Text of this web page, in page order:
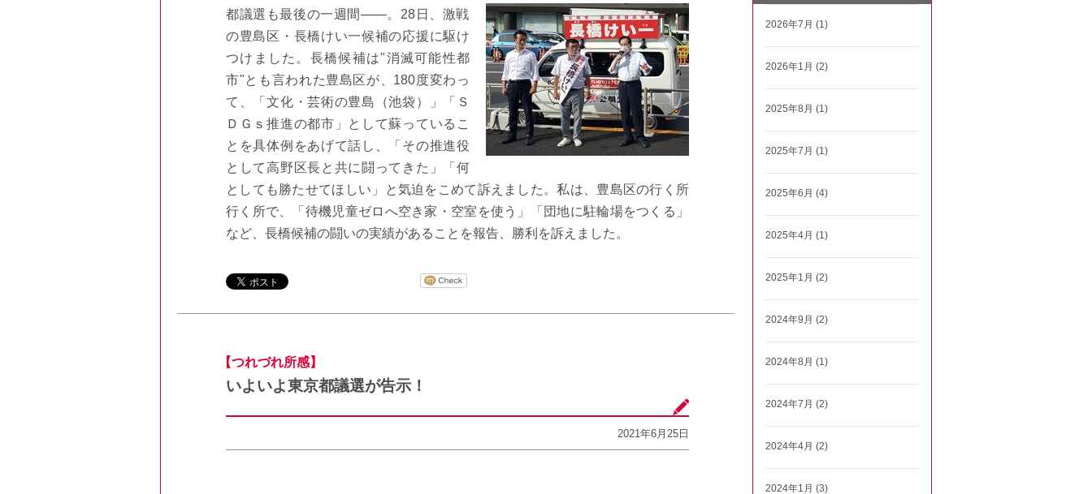
都議選も最後の一週間――。28日、激戦
の豊島区・長橋けい一候補の応援に駆け
つけました。長橋候補は"消滅可能性都
市"とも言われた豊島区が、180度変わっ
て、「文化・芸術の豊島（池袋）」「Ｓ
ＤＧｓ推進の都市」として蘇っているこ
とを具体例をあげて話し、「その推進役
として高野区長と共に闘ってきた」「何
としても勝たせてほしい」と気迫をこめて訴えました。私は、豊島区の行く所
行く所で、「待機児童ゼロへ空き家・空室を使う」「団地に駐輪場をつくる」
など、長橋候補の闘いの実績があることを報告、勝利を訴えました。
【つれづれ所感】
いよいよ東京都議選が告示！
2021年6月25日
2026年7月 (1)
2026年1月 (2)
2025年8月 (1)
2025年7月 (1)
2025年6月 (4)
2025年4月 (1)
2025年1月 (2)
2024年9月 (2)
2024年8月 (1)
2024年7月 (2)
2024年4月 (2)
2024年1月 (3)